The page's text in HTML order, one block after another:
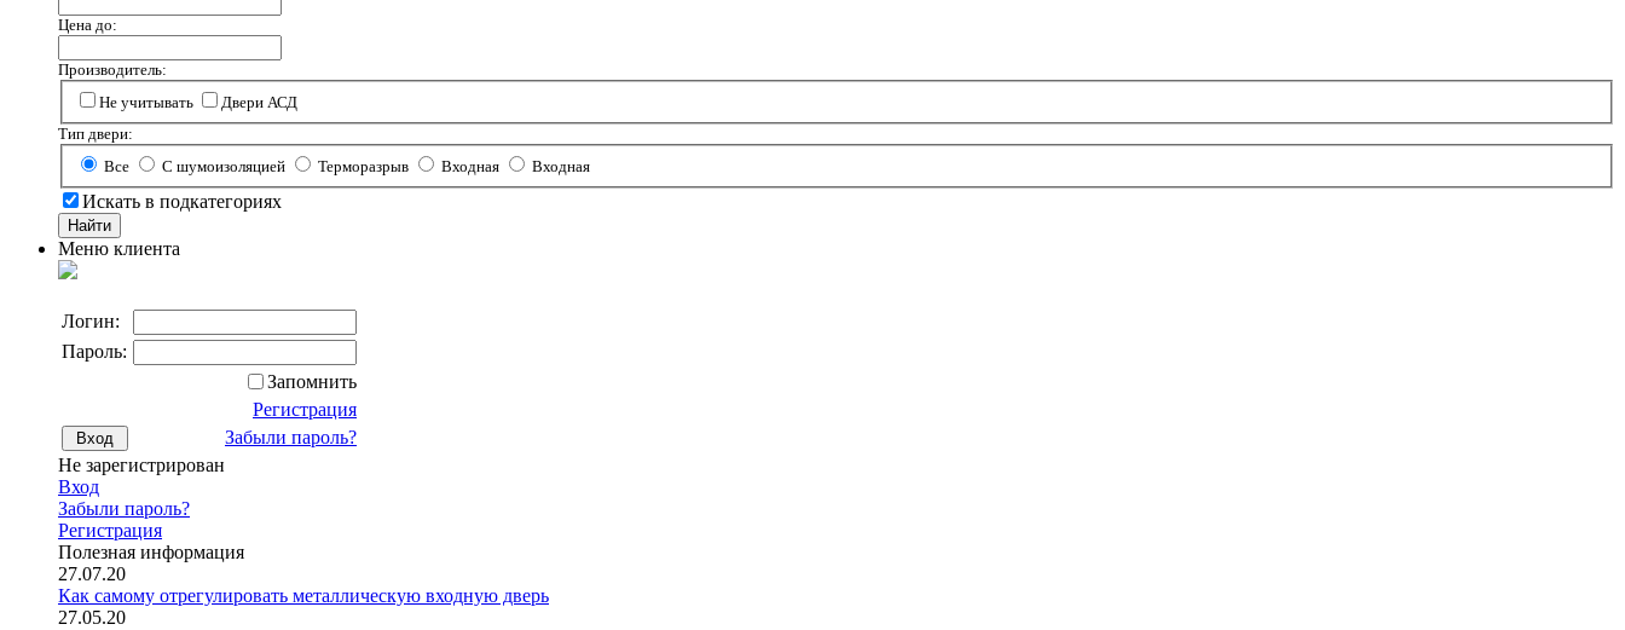
Цена до:
Производитель:
Не учитывать
Двери АСД
Тип двери:
Все
С шумоизоляцией Терморазрыв Входная Входная
Искать в подкатегориях
Меню клиента
Логин:
Пароль:
Запомнить
Регистрация
Забыли пароль?
Не зарегистрирован
Вход
Забыли пароль?
Регистрация
Полезная информация
27.07.20
Как самому отрегулировать металлическую входную дверь
27.05.20